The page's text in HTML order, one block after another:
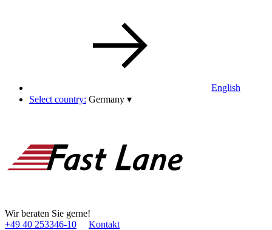
English
Select country: Germany ▾
Wir beraten Sie gerne!
+49 40 253346­-10
Kontakt